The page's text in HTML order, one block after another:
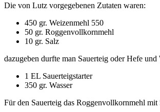
Die von Lutz vorgegebenen Zutaten waren:
450 gr. Weizenmehl 550
50 gr. Roggenvollkornmehl
10 gr. Salz
dazugeben durfte man Sauerteig oder Hefe und
1 EL Sauerteigstarter
350 gr. Wasser
Für den Sauerteig das Roggenvollkornmehl mit